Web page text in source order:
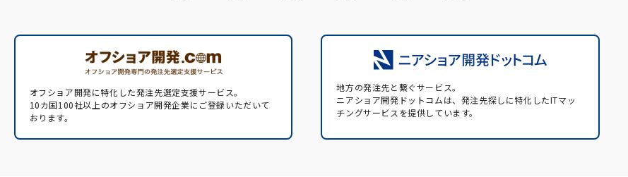
オフショア開発に特化した発注先選定支援サービス。
10カ国100社以上のオフショア開発企業にご登録いただいて
おります。
地方の発注先と繋ぐサービス。
ニアショア開発ドットコムは、発注先探しに特化したITマッ
チングサービスを提供しています。